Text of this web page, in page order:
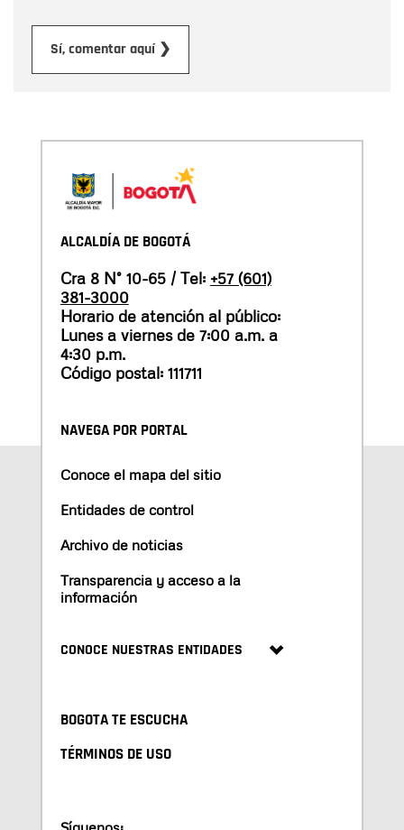
Sí, comentar aquí ❯
ALCALDÍA DE BOGOTÁ
Cra 8 N° 10-65 / Tel: +57 (601)
381-3000
Horario de atención al público:
Lunes a viernes de 7:00 a.m. a
4:30 p.m.
Código postal: 111711
NAVEGA POR PORTAL
Conoce el mapa del sitio
Entidades de control
Archivo de noticias
Transparencia y acceso a la
información
CONOCE NUESTRAS ENTIDADES
BOGOTA TE ESCUCHA
TÉRMINOS DE USO